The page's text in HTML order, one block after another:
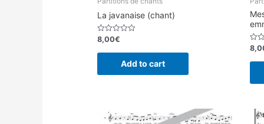
La javanaise (chant)
Rated
out
8,00€
Add to cart
out